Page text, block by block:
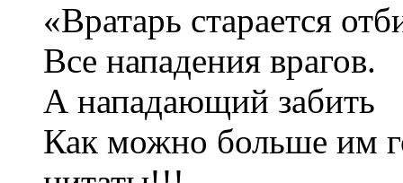
«Вратарь старается
Все нападения врагов.
А нападающий забить
Как можно больше им